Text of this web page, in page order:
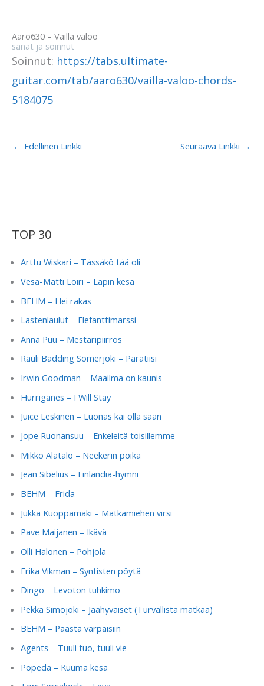
Aaro630 – Vailla valoo
sanat ja soinnut
Soinnut: https://tabs.ultimate-
guitar.com/tab/aaro630/vailla-valoo-chords-
5184075
← Edellinen Linkki Seuraava Linkki →
TOP 30
Arttu Wiskari – Tässäkö tää oli
Vesa-Matti Loiri – Lapin kesä
BEHM – Hei rakas
Lastenlaulut – Elefanttimarssi
Anna Puu – Mestaripiirros
Rauli Badding Somerjoki – Paratiisi
Irwin Goodman – Maailma on kaunis
Hurriganes – I Will Stay
Juice Leskinen – Luonas kai olla saan
Jope Ruonansuu – Enkeleitä toisillemme
Mikko Alatalo – Neekerin poika
Jean Sibelius – Finlandia-hymni
BEHM – Frida
Jukka Kuoppamäki – Matkamiehen virsi
Pave Maijanen – Ikävä
Olli Halonen – Pohjola
Erika Vikman – Syntisten pöytä
Dingo – Levoton tuhkimo
Pekka Simojoki – Jäähyväiset (Turvallista matkaa)
BEHM – Päästä varpaisiin
Agents – Tuuli tuo, tuuli vie
Popeda – Kuuma kesä